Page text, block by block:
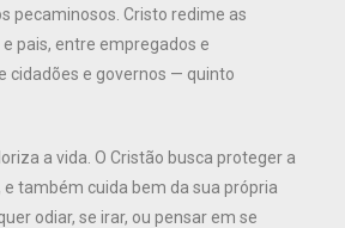
pecaminosos. Cristo redime as
pais, entre empregados e
cidadões e governos — quinto
a vida. O Cristão busca proteger a
e também cuida bem da sua própria
odiar, se irar, ou pensar em se